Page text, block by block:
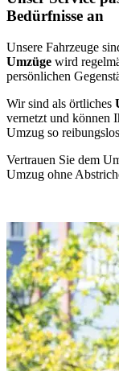
Bedürfnisse an
Unsere Fahrzeuge
Umzüge wird
persönlichen
Wir sind als örtliches
vernetzt und können
Umzug so
Vertrauen Sie dem
Umzug ohne